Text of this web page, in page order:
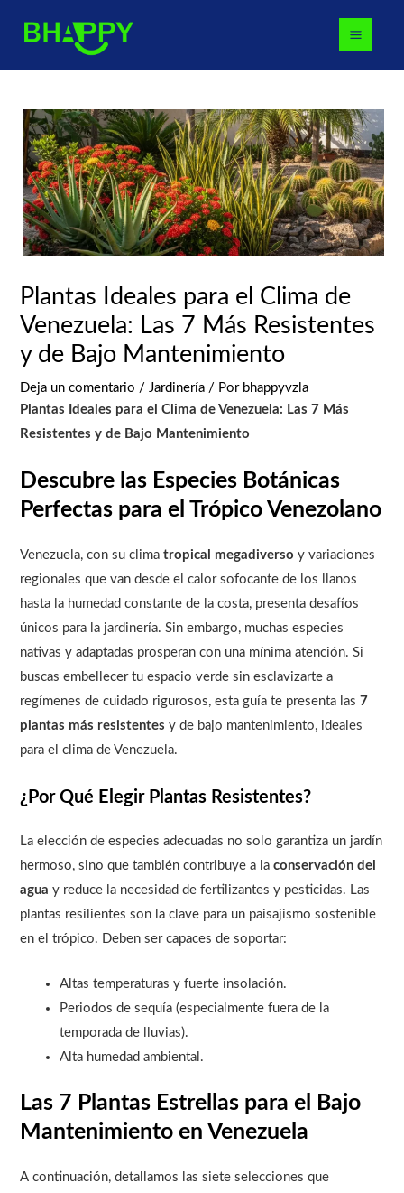
MAIN
Plantas Ideales para el Clima de
Venezuela: Las 7 Más Resistentes
y de Bajo Mantenimiento
Deja un comentario /Jardinería / Por bhappyvzla
Plantas Ideales para el Clima de Venezuela: Las 7 Más
Resistentes y de Bajo Mantenimiento
Descubre las Especies Botánicas
Perfectas para el Trópico Venezolano
Venezuela, con su climatropical megadiverso y variaciones
regionales que van desde el calor sofocante de los llanos
hasta la humedad constante de la costa, presenta desafíos
únicos para la jardinería. Sin embargo, muchas especies
nativas y adaptadas prosperan con una mínima atención. Si
buscas embellecer tu espacio verde sin esclavizarte a
regímenes de cuidado rigurosos, esta guía te presenta las 7
plantas más resistentes y de bajo mantenimiento, ideales
para el clima de Venezuela.
¿Por Qué Elegir Plantas Resistentes?
La elección de especies adecuadas no solo garantiza un jardín
hermoso, sino que también contribuye a laconservación del
agua y reduce la necesidad de fertilizantes y pesticidas. Las
plantas resilientes son la clave para un paisajismo sostenible
en el trópico. Deben ser capaces de soportar:
Altas temperaturas y fuerte insolación.
Periodos de sequía (especialmente fuera de la
temporada de lluvias).
Alta humedad ambiental.
Las 7 Plantas Estrellas para el Bajo
Mantenimiento en Venezuela
A continuación, detallamos las siete selecciones que
de
entradas